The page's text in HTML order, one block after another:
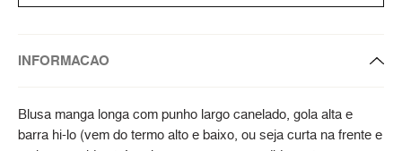
INFORMACAO
Blusa manga longa com punho largo canelado, gola alta e
barra hi-lo (vem do termo alto e baixo, ou seja curta na frente e